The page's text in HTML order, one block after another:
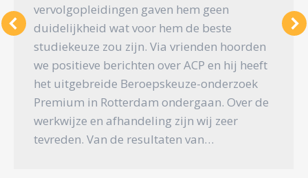
vervolgopleidingen gaven hem geen
duidelijkheid wat voor hem de beste
studiekeuze zou zijn. Via vrienden hoorden
we positieve berichten over ACP en hij heeft
het uitgebreide Beroepskeuze-onderzoek
Premium in Rotterdam ondergaan. Over de
werkwijze en afhandeling zijn wij zeer
tevreden. Van de resultaten van…